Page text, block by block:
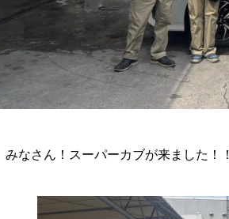
みなさん！スーパーカブが来ました！！